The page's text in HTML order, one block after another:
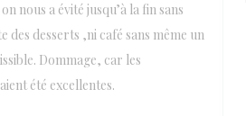
nous a évité jusqu’à la fin sans
des desserts ,ni café sans même un
Dommage, car les
été excellentes.